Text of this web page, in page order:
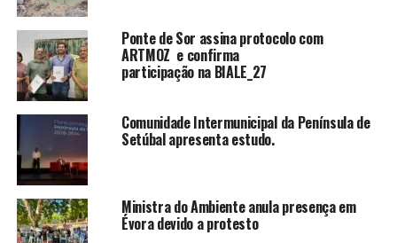
Ponte de Sor assina protocolo com
ARTMOZ e confirma
participação na BIALE_27
Comunidade Intermunicipal da Península de
Setúbal apresenta estudo.
Ministra do Ambiente anula presença em
Évora devido a protesto